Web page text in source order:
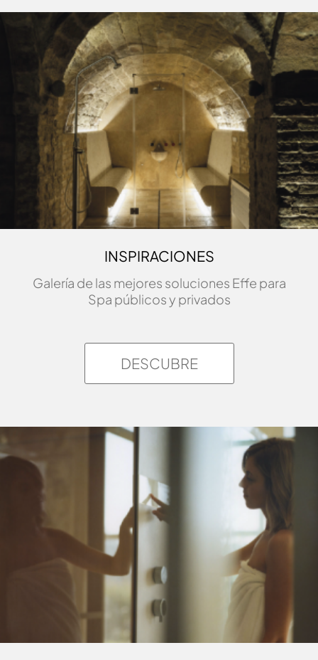
INSPIRACIONES
Galería de las mejores soluciones Effe para
Spa públicos y privados
DESCUBRE